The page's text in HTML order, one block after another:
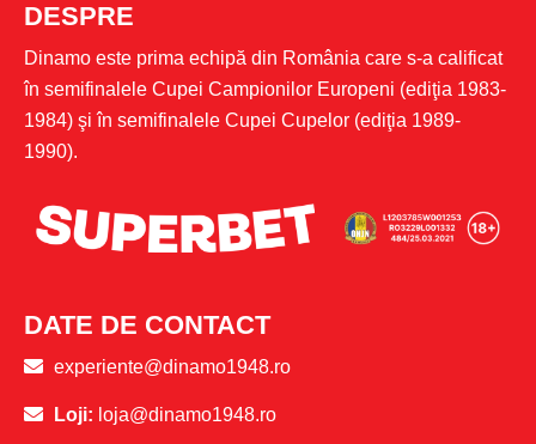
DESPRE
Dinamo este prima echipă din România care s-a calificat
în semifinalele Cupei Campionilor Europeni (ediţia 1983-
1984) şi în semifinalele Cupei Cupelor (ediţia 1989-
1990).
DATE DE CONTACT
experiente@dinamo1948.ro
Loji: loja@dinamo1948.ro